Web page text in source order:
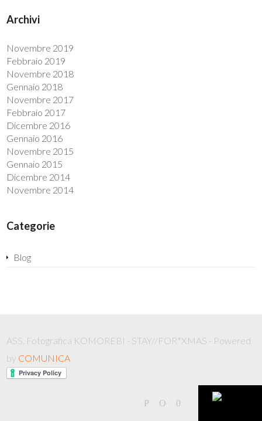
Archivi
Novembre 2019
Febbraio 2019
Novembre 2018
Gennaio 2018
Novembre 2017
Febbraio 2017
Dicembre 2016
Gennaio 2016
Novembre 2015
Gennaio 2015
Dicembre 2014
Novembre 2014
Categorie
Blog
ASS. Fotografica KOMOREBI - STAY//FOR*XMAS - Powered
by COMUNICA